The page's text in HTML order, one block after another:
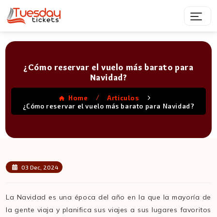
¿Cómo reservar el vuelo más barato para
Navidad?
Home /
Articulos
¿Cómo reservar el vuelo más barato para Navidad?
03 Dec, 2024
La Navidad es una época del año en la que la mayoría de
la gente viaja y planifica sus viajes a sus lugares favoritos